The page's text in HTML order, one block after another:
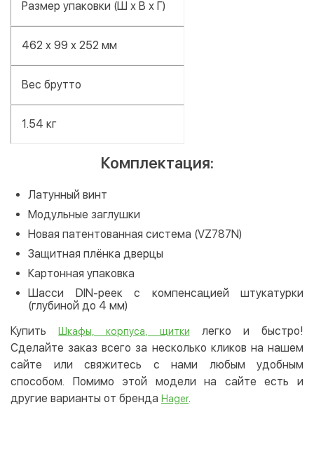
Размер упаковки (Ш х В х Г)
462 x 99 x 252 мм
Вес брутто
1.54 кг
Комплектация:
Латунный винт
Модульные заглушки
Новая патентованная система (VZ787N)
Защитная плёнка дверцы
Картонная упаковка
Шасси DIN-реек с компенсацией штукатурки
(глубиной до 4 мм)
КупитьШкафы, корпуса, щитки
легко и быстро!
Сделайте заказ всего за несколько кликов на нашем
сайте или свяжитесь с нами любым удобным
способом. Помимо этой модели на сайте есть и
другие варианты от бренда Hager.